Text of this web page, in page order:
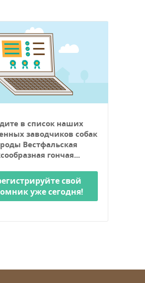
в список наших
заводчиков собак
Вестфальская
гончая...
свой
уже сегодня!